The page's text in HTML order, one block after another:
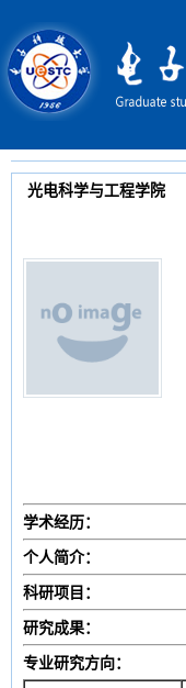
光电科学与工程学院
学术经历：
个人简介：
科研项目：
研究成果：
专业研究方向：